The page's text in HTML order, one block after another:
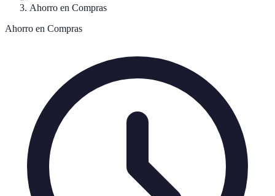
Ahorro en Compras
Ahorro en Compras